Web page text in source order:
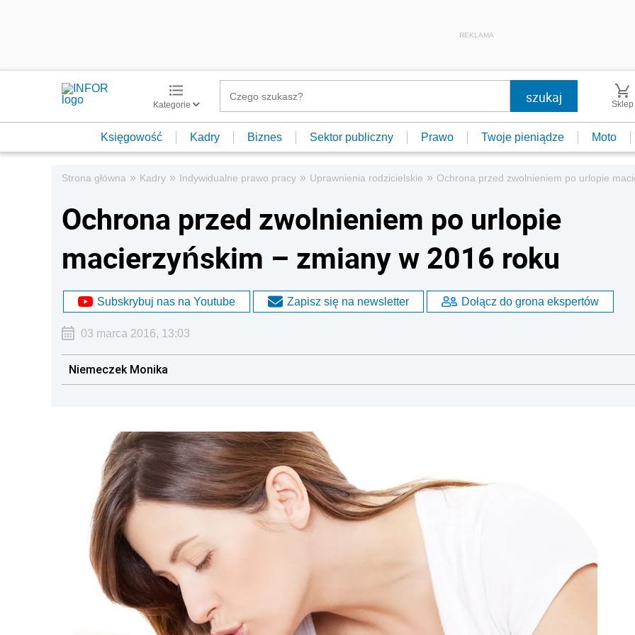
REKLAMA
Kategorie Sklep
Księgowość Kadry Biznes Sektor publiczny Prawo Twoje pieniądze Moto
Strona główna » Kadry » Indywidualne prawo pracy » Uprawnienia rodzicielskie » Ochrona przed zwolnieniem po urlopie
Ochrona przed zwolnieniem po urlopie
macierzyńskim – zmiany w 2016 roku
Subskrybuj nas na Youtube Zapisz się na newsletter Dołącz do grona ekspertów
03 marca 2016, 13:03
Niemeczek Monika